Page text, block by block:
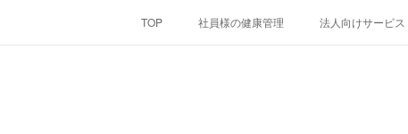
TOP 社員様の健康管理 法人向けサービス